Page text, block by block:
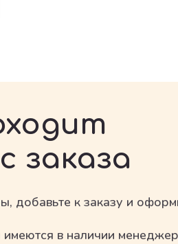
заказа
добавьте к заказу и
имеются в наличии менеджер